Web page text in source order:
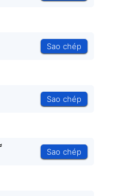
Sao chép
Sao chép
Sao chép